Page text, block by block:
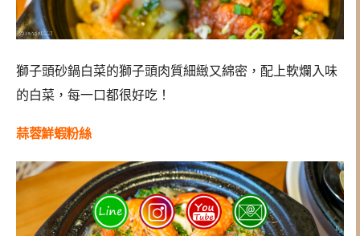
獅子頭砂鍋白菜的獅子頭肉質細緻又綿密，配上軟爛入味
的白菜，每一口都很好吃！
蒜蓉鮮蝦粉絲